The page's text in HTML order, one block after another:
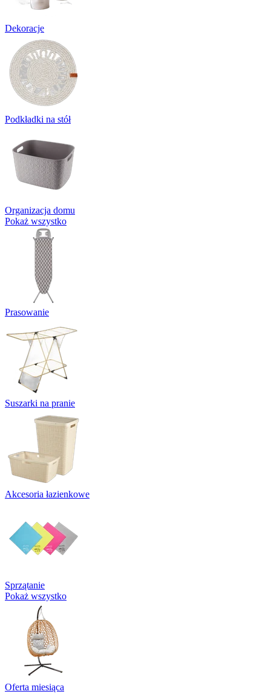
Dekoracje
Podkładki na stół
Organizacja domu
Pokaż wszystko
Prasowanie
Suszarki na pranie
Akcesoria łazienkowe
Sprzątanie
Pokaż wszystko
Oferta miesiąca